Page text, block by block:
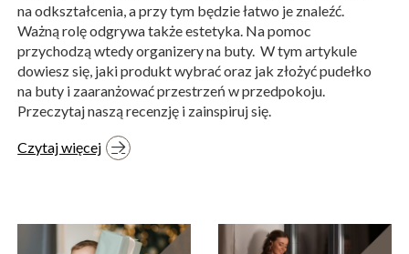
na odkształcenia, a przy tym będzie łatwo je znaleźć.
Ważną rolę odgrywa także estetyka. Na pomoc
przychodzą wtedy organizery na buty. W tym artykule
dowiesz się, jaki produkt wybrać oraz jak złożyć pudełko
na buty i zaaranżować przestrzeń w przedpokoju.
Przeczytaj naszą recenzję i zainspiruj się.
Czytaj więcej